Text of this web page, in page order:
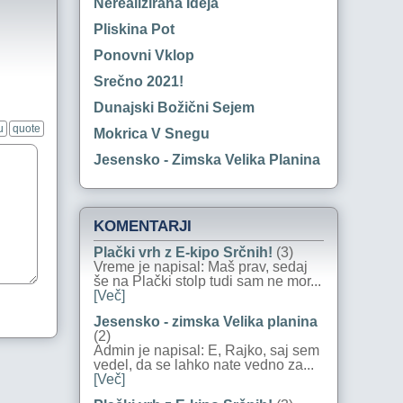
quote
Nerealizirana Ideja
Pliskina Pot
Ponovni Vklop
Srečno 2021!
Dunajski Božični Sejem
Mokrica V Snegu
Jesensko - Zimska Velika Planina
KOMENTARJI
Plački vrh z E-kipo Srčnih! (3)
Vreme je napisal: Maš prav, sedaj
še na Plački stolp tudi sam ne mor...
[Več]
Jesensko - zimska Velika planina
(2)
Admin je napisal: E, Rajko, saj sem
vedel, da se lahko nate vedno za...
[Več]